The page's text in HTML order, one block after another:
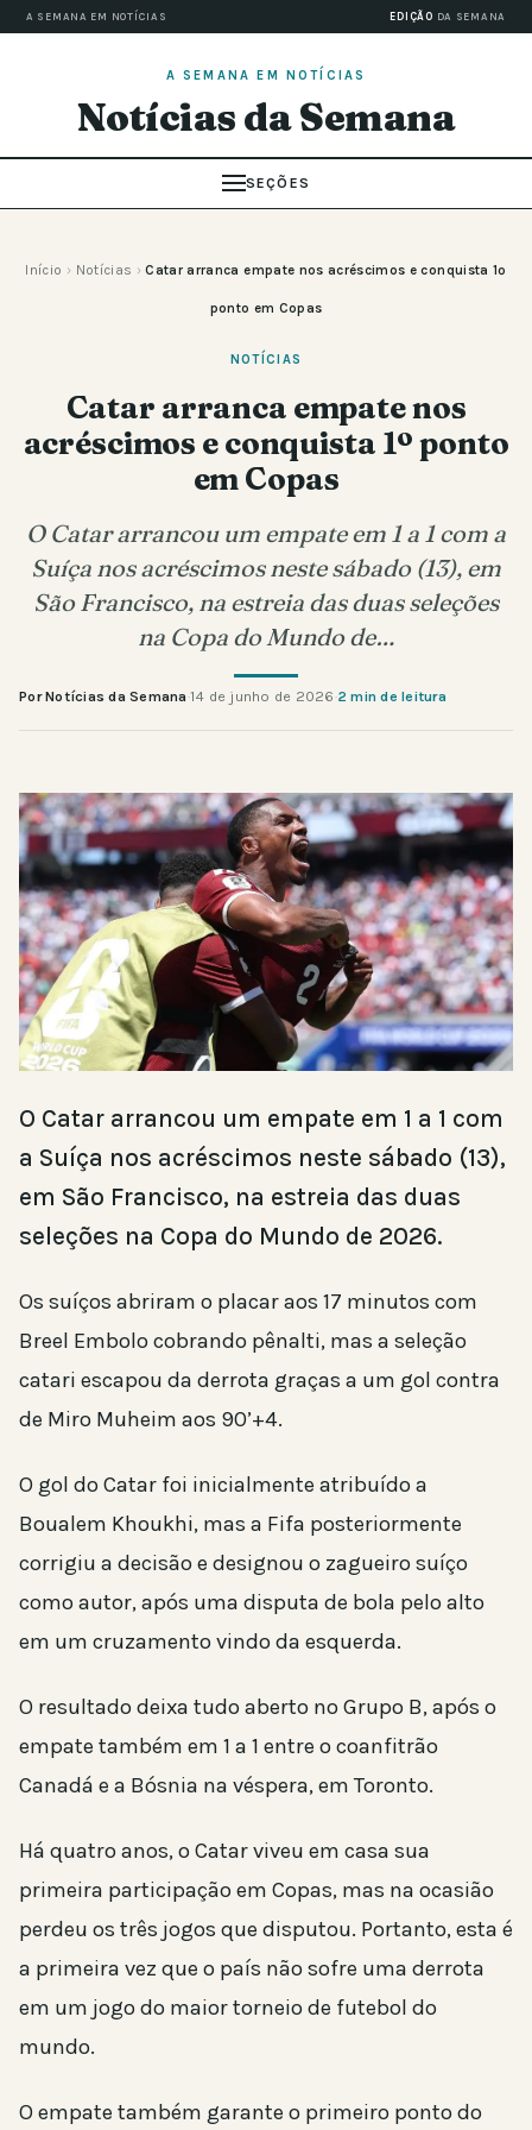
A SEMANA EM NOTÍCIAS EDIÇÃO DA SEMANA
A SEMANA EM NOTÍCIAS
Notícias da Semana
SEÇÕES
Início › Notícias › Catar arranca empate nos acréscimos e conquista 1º
ponto em Copas
NOTÍCIAS
Catar arranca empate nos
acréscimos e conquista 1º ponto
em Copas
O Catar arrancou um empate em 1 a 1 com a
Suíça nos acréscimos neste sábado (13), em
São Francisco, na estreia das duas seleções
na Copa do Mundo de…
Por Notícias da Semana·14 de junho de 2026·2 min de leitura
O Catar arrancou um empate em 1 a 1 com
a Suíça nos acréscimos neste sábado (13),
em São Francisco, na estreia das duas
seleções na Copa do Mundo de 2026.
Os suíços abriram o placar aos 17 minutos com
Breel Embolo cobrando pênalti, mas a seleção
catari escapou da derrota graças a um gol contra
de Miro Muheim aos 90’+4.
O gol do Catar foi inicialmente atribuído a
Boualem Khoukhi, mas a Fifa posteriormente
corrigiu a decisão e designou o zagueiro suíço
como autor, após uma disputa de bola pelo alto
em um cruzamento vindo da esquerda.
O resultado deixa tudo aberto no Grupo B, após o
empate também em 1 a 1 entre o coanfitrão
Canadá e a Bósnia na véspera, em Toronto.
Há quatro anos, o Catar viveu em casa sua
primeira participação em Copas, mas na ocasião
perdeu os três jogos que disputou. Portanto, esta é
a primeira vez que o país não sofre uma derrota
em um jogo do maior torneio de futebol do
mundo.
O empate também garante o primeiro ponto do